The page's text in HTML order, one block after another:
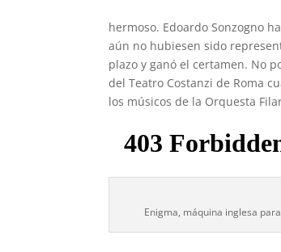
hermoso. Edoardo Sonzogno
aún no hubiesen sido
plazo y ganó el certamen. No
del Teatro Costanzi de Roma
los músicos de la Orquesta
Enigma, máquina inglesa